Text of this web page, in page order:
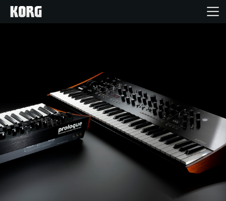
Extras
Events
Support